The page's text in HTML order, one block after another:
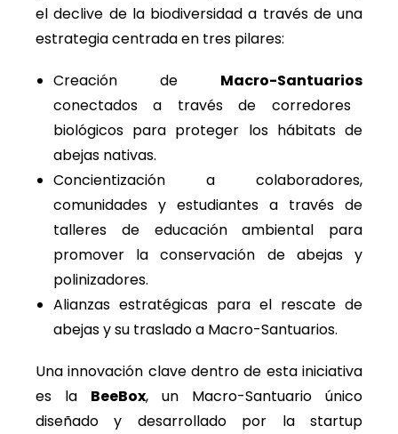
el declive de la biodiversidad a través de una
estrategia centrada en tres pilares:
Creación de Macro-Santuarios
conectados a través de corredores
biológicos para proteger los hábitats de
abejas nativas.
Concientización a colaboradores,
comunidades y estudiantes a través de
talleres de educación ambiental para
promover la conservación de abejas y
polinizadores.
Alianzas estratégicas para el rescate de
abejas y su traslado a Macro-Santuarios.
Una innovación clave dentro de esta iniciativa
es la BeeBox, un Macro-Santuario único
diseñado y desarrollado por la startup